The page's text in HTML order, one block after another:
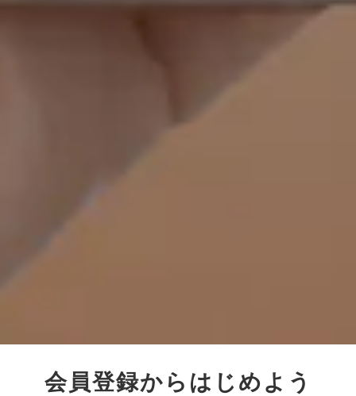
会員登録からはじめよう